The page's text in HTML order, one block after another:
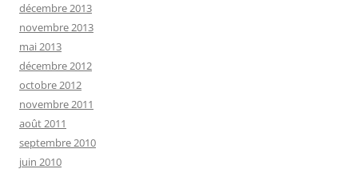
décembre 2013
novembre 2013
mai 2013
décembre 2012
octobre 2012
novembre 2011
août 2011
septembre 2010
juin 2010